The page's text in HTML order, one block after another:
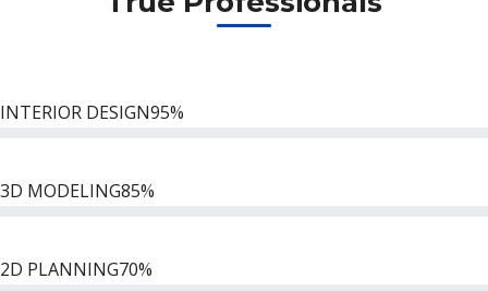
INTERIOR DESIGN95%
3D MODELING85%
2D PLANNING70%